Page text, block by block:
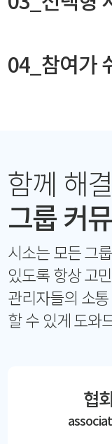
04_참여가
함께 해
그룹 커
시소는 모든 그
있도록 항상 고
관리자들의 소
할 수 있게 도와
협회